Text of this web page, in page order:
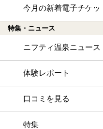
今月の新着電子チケ
特集・ニュース
ニフティ温泉ニュース
体験レポート
口コミを見る
特集